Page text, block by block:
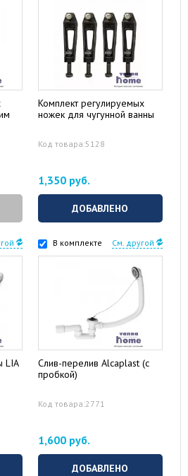
Комплект регулируемых
ножек для чугунной ванны
Код товара:5128
1,350 руб.
ДОБАВЛЕНО
LIA
В комплекте См. другой
Слив-перелив Alcaplast (с
пробкой)
Код товара:2771
1,600 руб.
ДОБАВЛЕНО